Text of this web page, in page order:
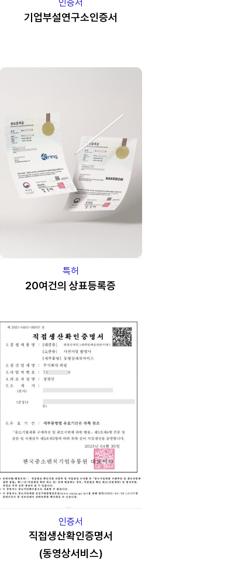
인증서
기업부설연구소인증서
특허
20여건의 상표등록증
인증서
직접생산확인증명서
(동영상서비스)